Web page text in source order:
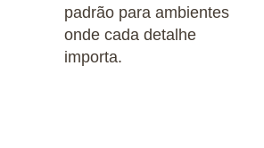
padrão para ambientes
onde cada detalhe
importa.